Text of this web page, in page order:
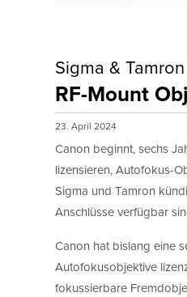
Sigma & Tamron
RF-Mount
23. April 2024
Canon beginnt, sechs
lizensieren, Autofokus-
Sigma und Tamron
Anschlüsse verfügbar
Canon hat bislang eine
Autofokusobjektive
fokussierbare